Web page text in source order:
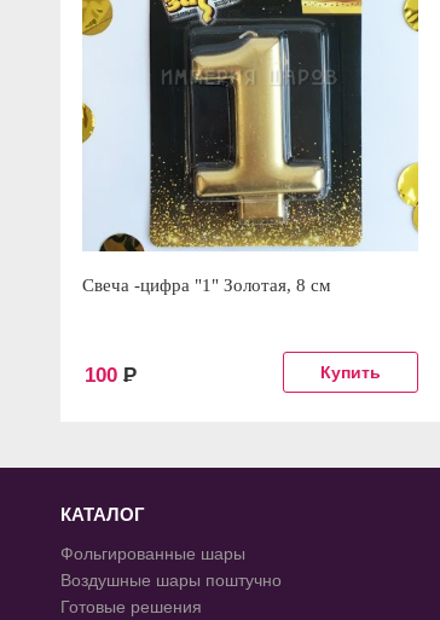
Свеча -цифра "1" Золотая, 8 см
100 Р
КАТАЛОГ
Фольгированные шары
Воздушные шары поштучно
Готовые решения